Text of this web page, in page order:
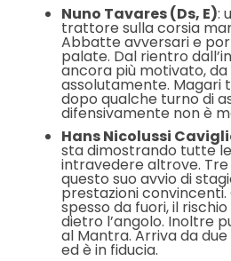
Nuno Tavares (Ds, E):
trattore sulla corsia
Abbatte avversari e
palate. Dal rientro
ancora più motivato,
assolutamente. Magari
dopo qualche turno di
difensivamente non è
Hans Nicolussi
sta dimostrando tutte
intravedere altrove. Tre
questo suo avvio di
prestazioni
spesso da fuori, il
dietro l’angolo. Inoltre
al Mantra. Arriva da
ed è in fiducia.